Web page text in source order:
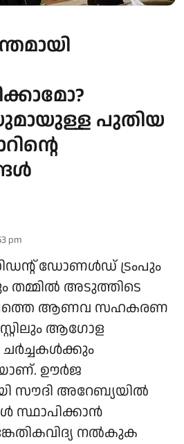
പുതിയ
pm
ഡോണൾഡ് ട്രംപും
തമ്മിൽ അടുത്തിടെ
ആണവ സഹകരണ
ആഗോള
ഊർജ
സൗദി അറേബ്യയിൽ
നൽകുക